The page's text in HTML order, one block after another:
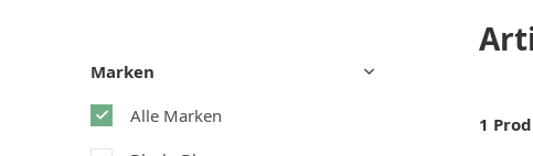
1
Marken
Alle Marken